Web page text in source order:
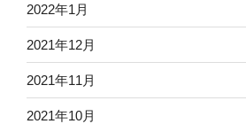
2022年1月
2021年12月
2021年11月
2021年10月